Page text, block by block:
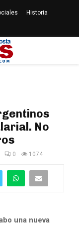
Historia
No
0 1074
una nueva